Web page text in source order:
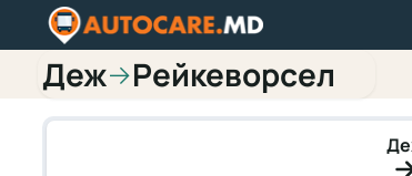
Деж→Рейкеворсел